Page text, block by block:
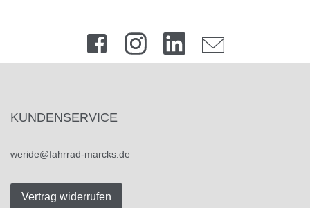
KUNDENSERVICE
weride@fahrrad-marcks.de
Vertrag widerrufen